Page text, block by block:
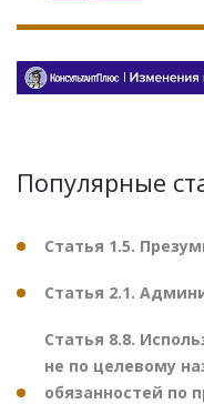
Популярные
Статья 1.5.
Статья 2.1.
Статья 8.8.
не по целевому
обязанностей по